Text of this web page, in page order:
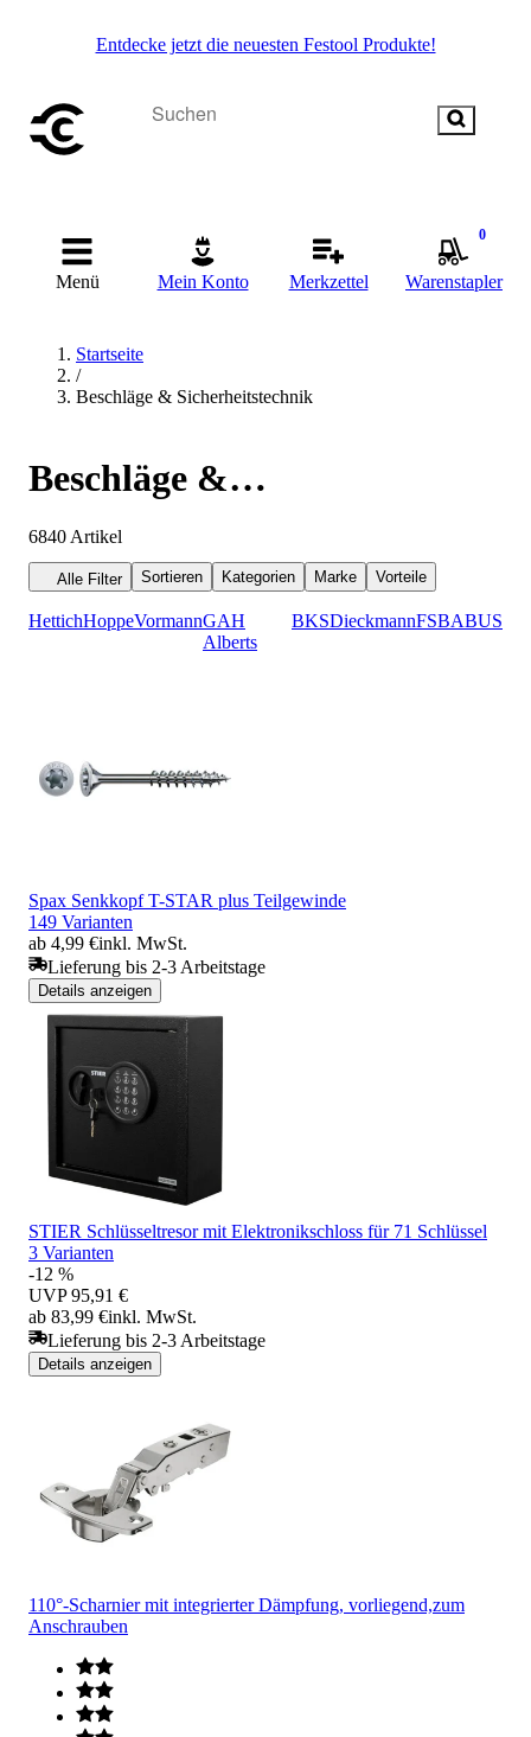
Entdecke jetzt die neuesten Festool Produkte!
Menü Mein Konto Merkzettel
0
Warenstapler
Startseite
/
Beschläge & Sicherheitstechnik
Beschläge &
Sicherheitstechnik
6840 Artikel
Alle Filter Sortieren Kategorien Marke Vorteile
HettichHoppeVormannGAH
Alberts
BKSDieckmannFSBABUS
Spax Senkkopf T-STAR plus Teilgewinde
149 Varianten
ab 4,99 €inkl. MwSt.
Lieferung bis 2-3 Arbeitstage
Details anzeigen
STIER Schlüsseltresor mit Elektronikschloss für 71 Schlüssel
3 Varianten
-12 %
UVP 95,91 €
ab 83,99 €inkl. MwSt.
Lieferung bis 2-3 Arbeitstage
Details anzeigen
110°-Scharnier mit integrierter Dämpfung, vorliegend,zum
Anschrauben